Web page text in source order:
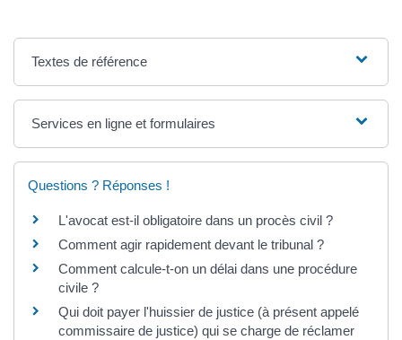
Textes de référence
Services en ligne et formulaires
Questions ? Réponses !
L'avocat est-il obligatoire dans un procès civil ?
Comment agir rapidement devant le tribunal ?
Comment calcule-t-on un délai dans une procédure
civile ?
Qui doit payer l'huissier de justice (à présent appelé
commissaire de justice) qui se charge de réclamer